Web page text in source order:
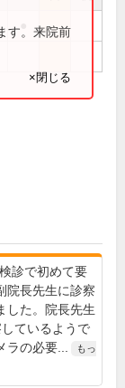
す。来院前
×閉じる
診で初めて要
院長先生に診察
した。院長先生
ているようで
の必要...
もっ